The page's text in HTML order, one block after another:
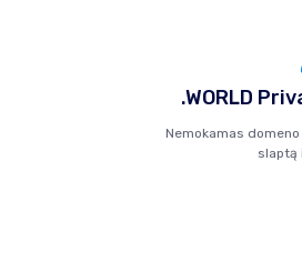
.WORLD
Nemokamas
slaptą